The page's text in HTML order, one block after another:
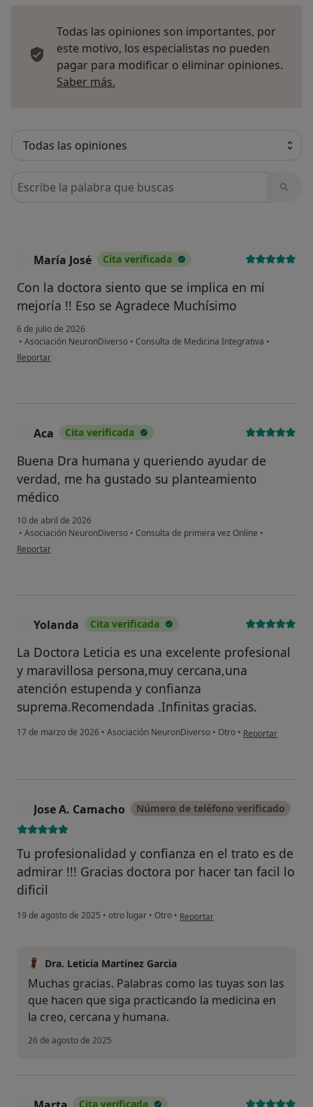
Todas las opiniones son importantes, por
este motivo, los especialistas no pueden
pagar para modificar o eliminar opiniones.
Saber más.
Busca en opiniones
María José Cita verificada
Con la doctora siento que se implica en mi
mejoría !! Eso se Agradece Muchísimo
6 de julio de 2026
• Asociación NeuronDiverso • Consulta de Medicina Integrativa •
en opinión del usuario María José
Reportar
Aca Cita verificada
Buena Dra humana y queriendo ayudar de
verdad, me ha gustado su planteamiento
médico
10 de abril de 2026
• Asociación NeuronDiverso • Consulta de primera vez Online •
en opinión del usuario Aca
Reportar
Yolanda Cita verificada
La Doctora Leticia es una excelente profesional
y maravillosa persona,muy cercana,una
atención estupenda y confianza
suprema.Recomendada .Infinitas gracias.
17 de marzo de 2026 • Asociación NeuronDiverso • Otro • en opinión del
Reportar
Jose A. Camacho Número de teléfono verificado
Tu profesionalidad y confianza en el trato es de
admirar !!! Gracias doctora por hacer tan facil lo
dificil
19 de agosto de 2025 • otro lugar • Otro • en opinión del usuario Jose A.
Reportar
Dra. Leticia Martinez Garcia
Muchas gracias. Palabras como las tuyas son las
que hacen que siga practicando la medicina en
la creo, cercana y humana.
26 de agosto de 2025
Cita verificada